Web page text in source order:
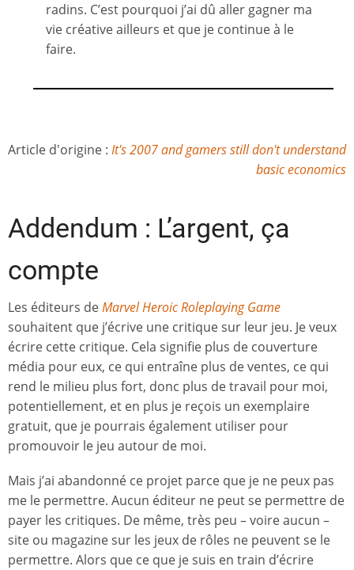
radins. C’est pourquoi j’ai dû aller gagner ma
vie créative ailleurs et que je continue à le
faire.
Article d'origine : It's 2007 and gamers still don't understand
basic economics
Addendum : L’argent, ça
compte
Les éditeurs deMarvel Heroic Roleplaying Game
souhaitent que j’écrive une critique sur leur jeu. Je veux
écrire cette critique. Cela signifie plus de couverture
média pour eux, ce qui entraîne plus de ventes, ce qui
rend le milieu plus fort, donc plus de travail pour moi,
potentiellement, et en plus je reçois un exemplaire
gratuit, que je pourrais également utiliser pour
promouvoir le jeu autour de moi.
Mais j’ai abandonné ce projet parce que je ne peux pas
me le permettre. Aucun éditeur ne peut se permettre de
payer les critiques. De même, très peu – voire aucun –
site ou magazine sur les jeux de rôles ne peuvent se le
permettre. Alors que ce que je suis en train d’écrire